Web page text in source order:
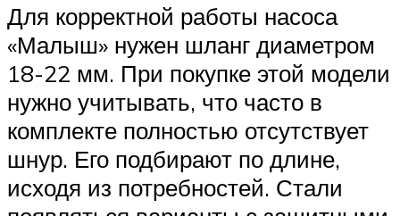
Для корректной работы насоса
«Малыш» нужен шланг диаметром
18-22 мм. При покупке этой модели
нужно учитывать, что часто в
комплекте полностью отсутствует
шнур. Его подбирают по длине,
исходя из потребностей. Стали